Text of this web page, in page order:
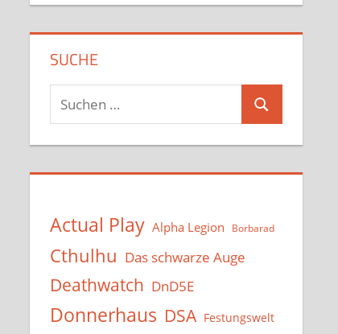
SUCHE
Suchen
nach:
Suchen
Actual Play Alpha Legion Borbarad
Cthulhu Das schwarze Auge
Deathwatch DnD5E
Donnerhaus DSA Festungswelt